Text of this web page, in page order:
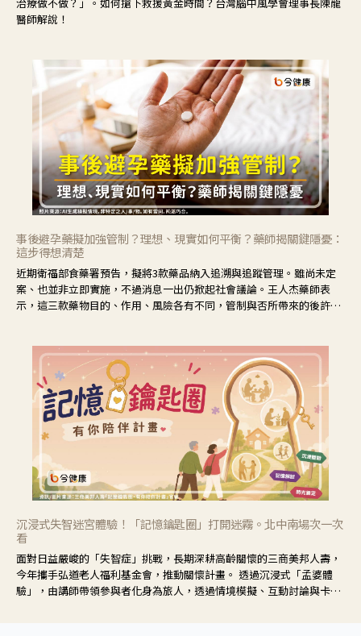
醫師解說！
事後避孕藥擬加強管制？理想、現實如何平衡？藥師揭關鍵隱憂：
這步得想清楚
近期衛福部食藥署預告，擬將3款藥品納入追溯與追蹤管理。雖尚未定
案、也並非立即實施，不過消息一出仍掀起社會議論。王人杰藥師表
示，這三款藥物目的、作用、風險各有不同，管制與否所帶來的後許影
沉浸式失智迷宮體驗！「記憶鑰匙圈」打開迷霧。北中南場次一次
看
面對日益嚴峻的「失智症」挑戰，長期深耕高齡關懷的三商美邦人壽，
今年攜手弘道老人福利基金會，推動關懷計畫。 透過沉浸式「孟婆體
驗」，由講師帶領參與者化身為旅人，透過情境模擬、互動討論與卡牌